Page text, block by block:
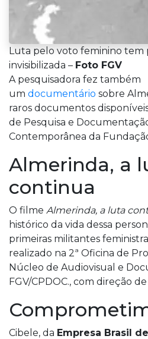
Luta pelo voto feminino tem
invisibilizada – Foto FGV
A pesquisadora fez também
um documentário sobre
raros documentos
de Pesquisa e
Contemporânea da
Almerinda, a
continua
O filme Almerinda, a luta
histórico da vida dessa
primeiras militantes
realizado na 2ª Oficina de
Núcleo de Audiovisual e
FGV/CPDOC., com direção
Cibele, da Empresa Brasil